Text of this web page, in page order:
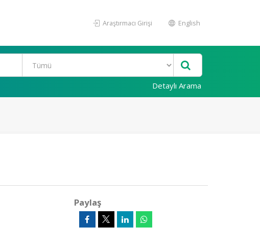
Araştırmacı Girişi English
Detaylı Arama
Paylaş